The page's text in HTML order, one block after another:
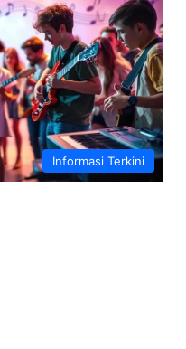
Informasi Terkini